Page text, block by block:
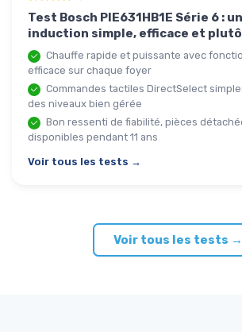
Test Bosch PIE631HB1E Série 6 :
induction simple, efficace et
Chauffe rapide et puissante avec
efficace sur chaque foyer
Commandes tactiles DirectSelect
des niveaux bien gérée
Bon ressenti de fiabilité, pièces
disponibles pendant 11 ans
Voir tous les tests →
Voir tous les tests →